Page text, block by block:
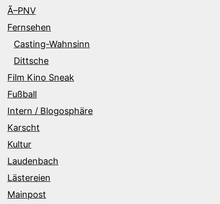
Ã–PNV
Fernsehen
Casting-Wahnsinn
Dittsche
Film Kino Sneak
Fußball
Intern / Blogosphäre
Karscht
Kultur
Laudenbach
Lästereien
Mainpost